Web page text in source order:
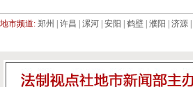
地市频道: 郑州 许昌 漯河 安阳 鹤壁 濮阳 济源